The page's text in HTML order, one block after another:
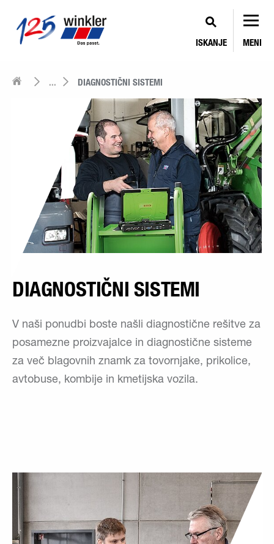
ISKANJE MENI
... DIAGNOSTIČNI SISTEMI
DIAGNOSTIČNI SISTEMI
V naši ponudbi boste našli diagnostične rešitve za
posamezne proizvajalce in diagnostične sisteme
za več blagovnih znamk za tovornjake, prikolice,
avtobuse, kombije in kmetijska vozila.